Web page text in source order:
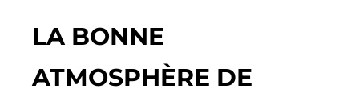
LA BONNE
ATMOSPHÈRE DE